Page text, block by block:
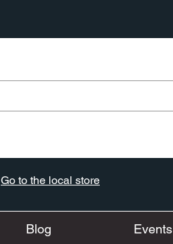
Go to the local store
Blog Events